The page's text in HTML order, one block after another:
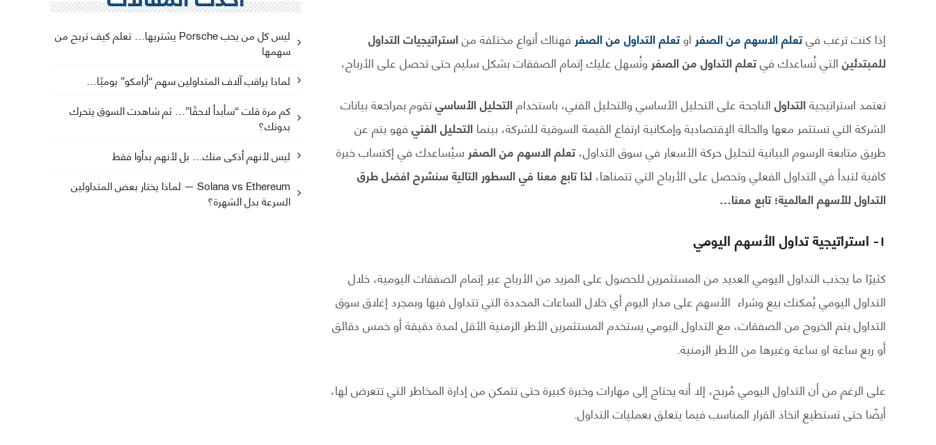
إذا كنت ترغب فيتعلم الاسهم من الصفر اوتعلم التداول من الصفر فهناك أنواع مختلفة مناستراتيجيات التداول
للمبتدئينالتي تُساعدك فيتعلم التداول من الصفر وتُسهل عليك إتمام الصفقات بشكل سليم حتى تحصل على الأرباح،
تعتمد استراتيجيةالتداولالناجحة على التحليل الأساسي والتحليل الفني، باستخدامالتحليل الأساسيتقوم بمراجعة بيانات
الشركة التي تستثمر معها والحالة الإقتصادية وإمكانية ارتفاع القيمة السوقية للشركة، بينماالتحليل الفنيفهو يتم عن
طريق متابعة الرسوم البيانية لتحليل حركة الأسعار في سوق التداول،تعلم الاسهم من الصفر سيُساعدك في إكتساب خبرة
كافية لتبدأ في التداول الفعلي وتحصل على الأرباح التي تتمناها،لذا تابع معنا في السطور التالية سنشرح افضل طرق
التداول للأسهم العالمية؛ تابع معنا…
١- استراتيجية تداول الأسهم اليومي
كثيرًا ما يجذب التداول اليومي العديد من المستثمرين للحصول على المزيد من الأرباح عبر إتمام الصفقات اليومية، خلال
التداول اليومي يُمكنك بيع وشراء الأسهم على مدار اليوم أي خلال الساعات المحددة التي تتداول فيها وبمجرد إغلاق سوق
التداول يتم الخروج من الصفقات، مع التداول اليومي يستخدم المستثمرين الأطر الزمنية الأقل لمدة دقيقة أو خمس دقائق
أو ربع ساعة او ساعة وغيرها من الأطر الزمنية.
على الرغم من أن التداول اليومي مُربح، إلا أنه يحتاج إلى مهارات وخبرة كبيرة حتى تتمكن من إدارة المخاطر التي تتعرض لها،
أيضًا حتى تستطيع اتخاذ القرار المناسب فيما يتعلق بعمليات التداول.
ليس كل من يحب Porsche يشتريها… تعلم كيف تربح من
سهمها
لماذا يراقب آلاف المتداولين سهم “أرامكو” يوميًا…
كم مرة قلت “سأبدأ لاحقًا”… ثم شاهدت السوق يتحرك
بدونك؟
ليس لأنهم أذكى منك… بل لأنهم بدأوا فقط
Solana vs Ethereum — لماذا يختار بعض المتداولين
السرعة بدل الشهرة؟